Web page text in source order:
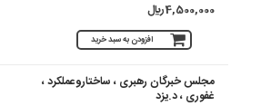
4,500,000 ريال
افزودن به سبد خرید
مجلس خبرگان رهبری ، ساختاروعملکرد ،
غفوری ، د.یزد